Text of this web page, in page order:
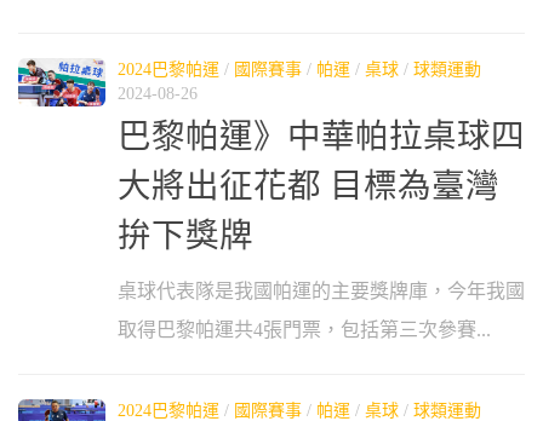
2024巴黎帕運 / 國際賽事 / 帕運 / 桌球 / 球類運動
2024-08-26
巴黎帕運》中華帕拉桌球四
大將出征花都 目標為臺灣
拚下獎牌
桌球代表隊是我國帕運的主要獎牌庫，今年我國
取得巴黎帕運共4張門票，包括第三次參賽...
2024巴黎帕運 / 國際賽事 / 帕運 / 桌球 / 球類運動